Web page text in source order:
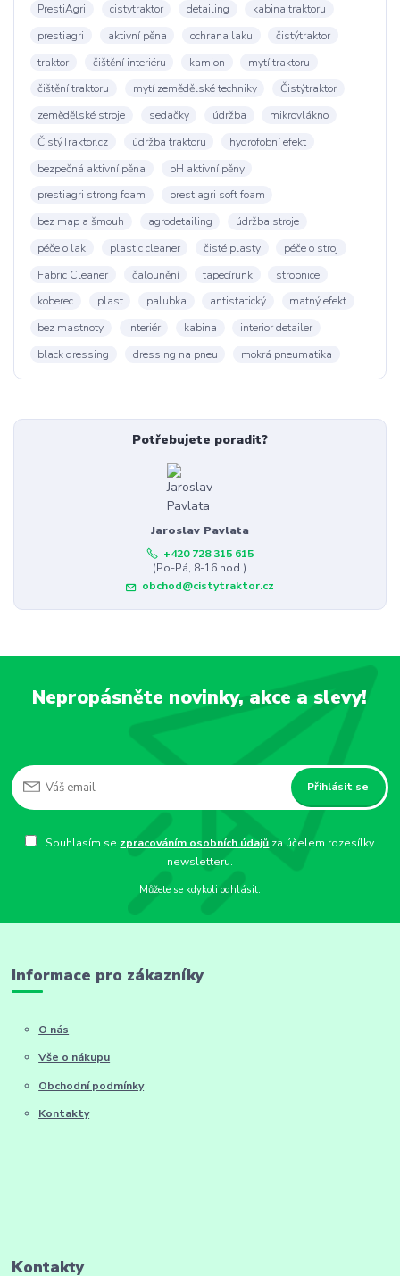
PrestiAgri cistytraktor detailing
kabina traktoru
prestiagri
aktivní pěna ochrana laku
čistýtraktor
traktor
čištění interiéru kamion
mytí traktoru
čištění traktoru
mytí zemědělské techniky
Čistýtraktor
zemědělské stroje
sedačky údržba
mikrovlákno
ČistýTraktor.cz
údržba traktoru
hydrofobní efekt
bezpečná aktivní pěna
pH aktivní pěny
prestiagri strong foam
prestiagri soft foam
bez map a šmouh
agrodetailing
údržba stroje
péče o lak
plastic cleaner čisté plasty
péče o stroj
Fabric Cleaner
čalounění tapecírunk
stropnice
koberec
plast palubka antistatický
matný efekt
bez mastnoty
interiér kabina
interior detailer
black dressing
dressing na pneu mokrá pneumatika
Potřebujete poradit?
Jaroslav Pavlata
+420 728 315 615
(Po-Pá, 8-16 hod.)
obchod@cistytraktor.cz
Nepropásněte novinky, akce a slevy!
Přihlásit se
Souhlasím se zpracováním osobních údajů za účelem rozesílky
newsletteru.
Můžete se kdykoli odhlásit.
Informace pro zákazníky
O nás
Vše o nákupu
Obchodní podmínky
Kontakty
Kontakty